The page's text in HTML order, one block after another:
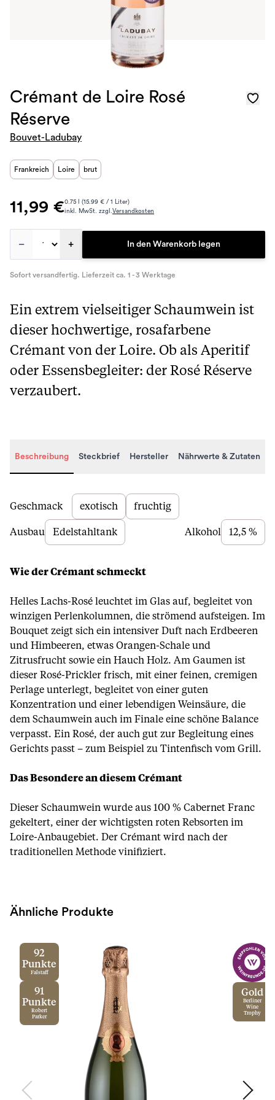
Crémant de Loire Rosé
Réserve
Bouvet-Ladubay
Frankreich Loire brut
11,99 €0.75 l (15.99 € / 1 Liter)
inkl. MwSt. zzgl.Versandkosten
– + In den Warenkorb legen
Sofort versandfertig. Lieferzeit ca. 1 - 3 Werktage
Ein extrem vielseitiger Schaumwein ist
dieser hochwertige, rosafarbene
Crémant von der Loire. Ob als Aperitif
oder Essensbegleiter: der Rosé Réserve
verzaubert.
Beschreibung Steckbrief Hersteller Nährwerte & Zutaten
Beschreibung
Geschmack exotisch fruchtig
Ausbau Edelstahltank Alkohol 12,5 %
Wie der Crémant schmeckt
Helles Lachs-Rosé leuchtet im Glas auf, begleitet von
winzigen Perlenkolumnen, die strömend aufsteigen. Im
Bouquet zeigt sich ein intensiver Duft nach Erdbeeren
und Himbeeren, etwas Orangen-Schale und
Zitrusfrucht sowie ein Hauch Holz. Am Gaumen ist
dieser Rosé-Prickler frisch, mit einer feinen, cremigen
Perlage unterlegt, begleitet von einer guten
Konzentration und einer lebendigen Weinsäure, die
dem Schaumwein auch im Finale eine schöne Balance
verpasst. Ein Rosé, der auch gut zur Begleitung eines
Gerichts passt – zum Beispiel zu Tintenfisch vom Grill.
Das Besondere an diesem Crémant
Dieser Schaumwein wurde aus 100 % Cabernet Franc
gekeltert, einer der wichtigsten roten Rebsorten im
Loire-Anbaugebiet. Der Crémant wird nach der
traditionellen Methode vinifiziert.
Ähnliche Produkte
92
Punkte
Falstaff
91
Punkte
Robert
Parker
Gold
Berliner
Wine
Trophy